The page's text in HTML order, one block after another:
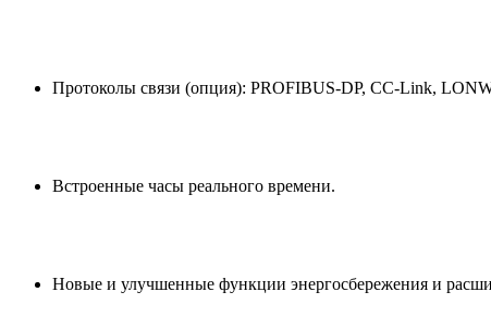
Протоколы связи (опция): PROFIBUS-DP, CC-Link,
Встроенные часы реального времени.
Новые и улучшенные функции энергосбережения и